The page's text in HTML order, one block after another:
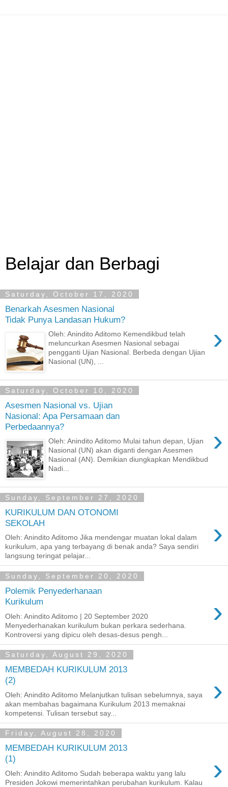
Belajar dan Berbagi
Saturday, October 17, 2020
Benarkah Asesmen Nasional
Tidak Punya Landasan Hukum?
›
Oleh: Anindito Aditomo Kemendikbud telah
meluncurkan Asesmen Nasional sebagai
pengganti Ujian Nasional. Berbeda dengan Ujian
Nasional (UN), ...
Saturday, October 10, 2020
Asesmen Nasional vs. Ujian
Nasional: Apa Persamaan dan
Perbedaannya?
›
Oleh: Anindito Aditomo Mulai tahun depan, Ujian
Nasional (UN) akan diganti dengan Asesmen
Nasional (AN). Demikian diungkapkan Mendikbud
Nadi...
Sunday, September 27, 2020
KURIKULUM DAN OTONOMI
SEKOLAH
›
Oleh: Anindito Aditomo Jika mendengar muatan lokal dalam
kurikulum, apa yang terbayang di benak anda? Saya sendiri
langsung teringat pelajar...
Sunday, September 20, 2020
Polemik Penyederhanaan
Kurikulum
›
Oleh: Anindito Aditomo | 20 September 2020
Menyederhanakan kurikulum bukan perkara sederhana.
Kontroversi yang dipicu oleh desas-desus pengh...
Saturday, August 29, 2020
MEMBEDAH KURIKULUM 2013
(2)
›
Oleh: Anindito Aditomo Melanjutkan tulisan sebelumnya, saya
akan membahas bagaimana Kurikulum 2013 memaknai
kompetensi. Tulisan tersebut say...
Friday, August 28, 2020
MEMBEDAH KURIKULUM 2013
(1)
›
Oleh: Anindito Aditomo Sudah beberapa waktu yang lalu
Presiden Jokowi memerintahkan perubahan kurikulum. Kalau